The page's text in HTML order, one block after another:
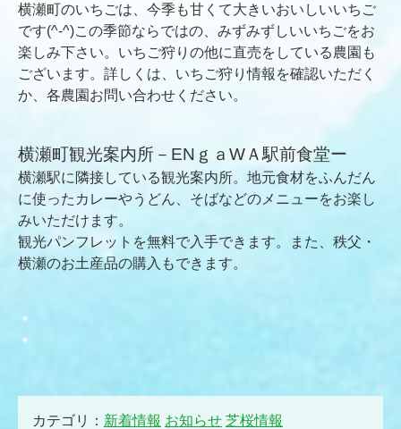
横瀬町のいちごは、今季も甘くて大きいおいしいいちご
です(^-^)この季節ならではの、みずみずしいいちごをお
楽しみ下さい。いちご狩りの他に直売をしている農園も
ございます。詳しくは、いちご狩り情報を確認いただく
か、各農園お問い合わせください。
横瀬町観光案内所－ENｇａWＡ駅前食堂ー
横瀬駅に隣接している観光案内所。地元食材をふんだん
に使ったカレーやうどん、そばなどのメニューをお楽し
みいただけます。
観光パンフレットを無料で入手できます。また、秩父・
横瀬のお土産品の購入もできます。
＊
＊
カテゴリ： 新着情報 お知らせ 芝桜情報